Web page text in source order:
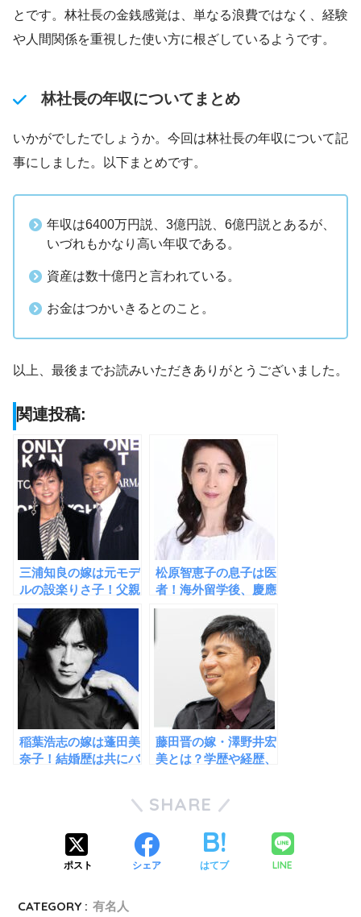
とです。林社長の金銭感覚は、単なる浪費ではなく、経験
や人間関係を重視した使い方に根ざしているようです。
林社長の年収についてまとめ
いかがでしたでしょうか。今回は林社長の年収について記
事にしました。以下まとめです。
年収は6400万円説、3億円説、6億円説とあるが、
いづれもかなり高い年収である。
資産は数十億円と言われている。
お金はつかいきるとのこと。
以上、最後までお読みいただきありがとうございました。
関連投稿:
三浦知良の嫁は元モデ
ルの設楽りさ子！父親
の経歴がハンパない華
麗なる一族！
松原智恵子の息子は医
者！海外留学後、慶應
大学を卒業するほどの
秀才だった！
稲葉浩志の嫁は蓬田美
奈子！結婚歴は共にバ
藤田晋の嫁・澤野井宏
美とは？学歴や経歴、
SHARE
ポスト シェア はてブ LINE
CATEGORY : 有名人